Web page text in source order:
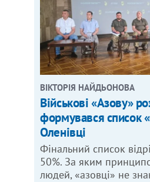
ВІКТОРІЯ НАЙДЬОНОВА
Військові «Азову»
формувався список
Оленівці
Фінальний список
50%. За яким
людей, «азовці» не